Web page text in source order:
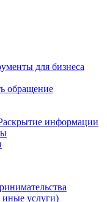
для бизнеса
обращение
информации